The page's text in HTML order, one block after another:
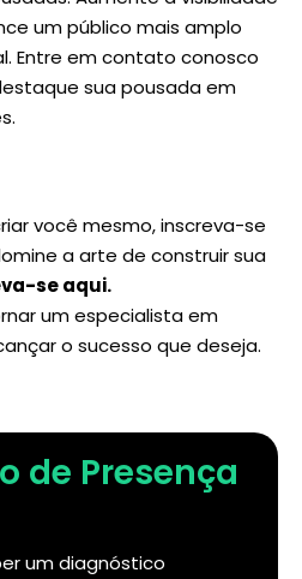
um público mais amplo
Entre em contato conosco
sua pousada em
você mesmo, inscreva-se
a arte de construir sua
se aqui.
um especialista em
o sucesso que deseja.
de Presença
um diagnóstico